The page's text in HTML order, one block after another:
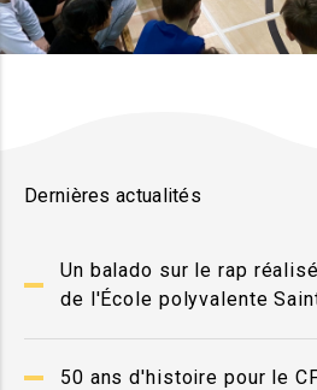
Dernières actualités
Un balado sur le rap
de l'École polyvalente
50 ans d'histoire pour le